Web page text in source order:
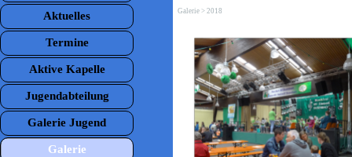
Aktuelles
Termine
Aktive Kapelle
Jugendabteilung
Galerie Jugend ▼
Galerie ▼
Galerie > 2018